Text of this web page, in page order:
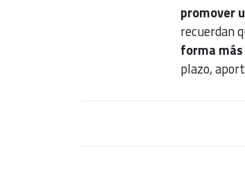
promover
recuerdan
forma
plazo,